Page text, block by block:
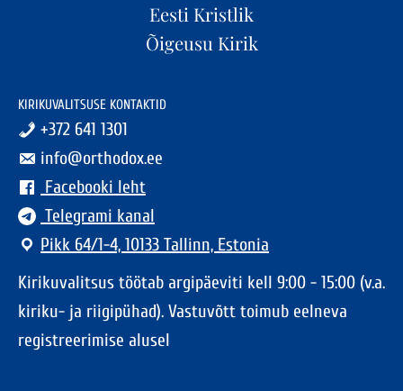
Eesti Kristlik
Õigeusu Kirik
KIRIKUVALITSUSE KONTAKTID
+372 641 1301
info@orthodox.ee
Facebooki leht
Telegrami kanal
Pikk 64/1-4, 10133 Tallinn, Estonia
Kirikuvalitsus töötab argipäeviti kell 9:00 - 15:00 (v.a.
kiriku- ja riigipühad). Vastuvõtt toimub eelneva
registreerimise alusel